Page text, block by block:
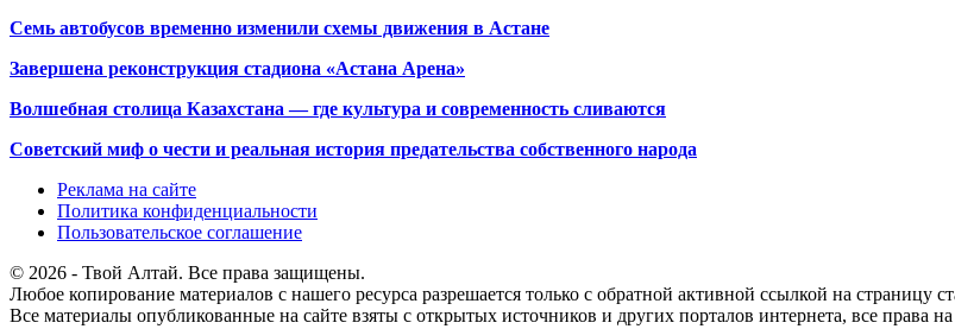
Семь автобусов временно изменили схемы движения в Астане
Завершена реконструкция стадиона «Астана Арена»
Волшебная столица Казахстана — где культура и современность сливаются
Советский миф о чести и реальная история предательства собственного народа
Реклама на сайте
Политика конфиденциальности
Пользовательское соглашение
© 2026 - Твой Алтай. Все права защищены.
Любое копирование материалов с нашего ресурса разрешается только с обратной активной ссылкой на страницу
Все материалы опубликованные на сайте взяты с открытых источников и других порталов интернета, все права